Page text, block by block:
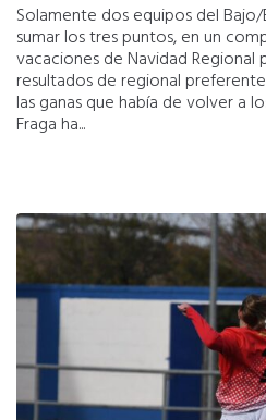
Solamente dos equipos del
sumar los tres puntos, en un
vacaciones de Navidad
resultados de regional
las ganas que había de volver a
Fraga ha...